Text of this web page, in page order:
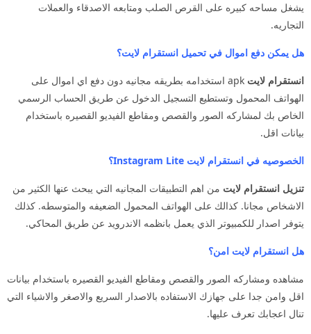
يشغل مساحه كبيره على القرص الصلب ومتابعه الاصدقاء والعملات
التجاريه.
هل يمكن دفع اموال في تحميل انستقرام لايت؟
انستقرام لايت
apk استخدامه بطريقه مجانيه دون دفع اي اموال على
الهواتف المحمول وتستطيع التسجيل الدخول عن طريق الحساب الرسمي
الخاص بك لمشاركه الصور والقصص ومقاطع الفيديو القصيره باستخدام
بيانات اقل.
الخصوصيه في انستقرام لايت Instagram Lite؟
تنزيل انستقرام لايت من اهم التطبيقات المجانيه التي يبحث عنها الكثير من
الاشخاص مجانا. كذالك على الهواتف المحمول الضعيفه والمتوسطه. كذلك
يتوفر اصدار للكمبيوتر الذي يعمل بانظمه الاندرويد عن طريق المحاكي.
هل انستقرام لايت امن؟
مشاهده ومشاركه الصور والقصص ومقاطع الفيديو القصيره باستخدام بيانات
اقل وامن جدا على جهازك الاستفاده بالاصدار السريع والاصغر والاشياء التي
تنال اعجابك تعرف عليها.